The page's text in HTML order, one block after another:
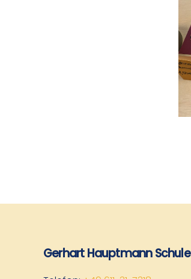
Gerhart Hauptmann Schule